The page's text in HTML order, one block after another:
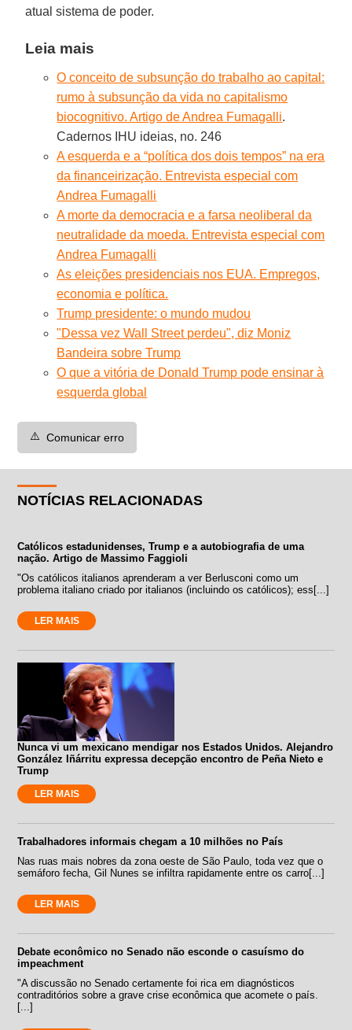
atual sistema de poder.
Leia mais
O conceito de subsunção do trabalho ao capital:
rumo à subsunção da vida no capitalismo
biocognitivo. Artigo de Andrea Fumagalli.
Cadernos IHU ideias, no. 246
A esquerda e a “política dos dois tempos” na era
da financeirização. Entrevista especial com
Andrea Fumagalli
A morte da democracia e a farsa neoliberal da
neutralidade da moeda. Entrevista especial com
Andrea Fumagalli
As eleições presidenciais nos EUA. Empregos,
economia e política.
Trump presidente: o mundo mudou
"Dessa vez Wall Street perdeu", diz Moniz
Bandeira sobre Trump
O que a vitória de Donald Trump pode ensinar à
esquerda global
⚠️ Comunicar erro
NOTÍCIAS RELACIONADAS
Católicos estadunidenses, Trump e a autobiografia de uma
nação. Artigo de Massimo Faggioli
"Os católicos italianos aprenderam a ver Berlusconi como um
problema italiano criado por italianos (incluindo os católicos); ess[...]
LER MAIS
Nunca vi um mexicano mendigar nos Estados Unidos. Alejandro
González Iñárritu expressa decepção encontro de Peña Nieto e
Trump
LER MAIS
Trabalhadores informais chegam a 10 milhões no País
Nas ruas mais nobres da zona oeste de São Paulo, toda vez que o
semáforo fecha, Gil Nunes se infiltra rapidamente entre os carro[...]
LER MAIS
Debate econômico no Senado não esconde o casuísmo do
impeachment
"A discussão no Senado certamente foi rica em diagnósticos
contraditórios sobre a grave crise econômica que acomete o país.
[...]